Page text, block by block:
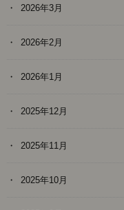
2026年3月
2026年2月
2026年1月
2025年12月
2025年11月
2025年10月